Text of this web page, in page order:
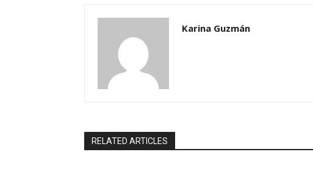
Karina Guzmán
RELATED ARTICLES